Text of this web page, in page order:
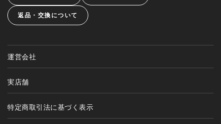
返品・交換について
運営会社
実店舗
特定商取引法に基づく表示